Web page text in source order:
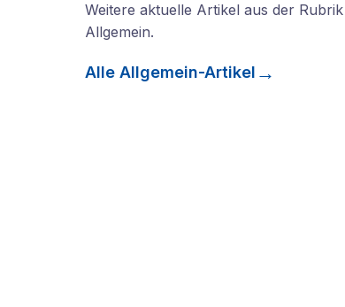
Weitere aktuelle Artikel aus der Rubrik
Allgemein.
Alle Allgemein-Artikel